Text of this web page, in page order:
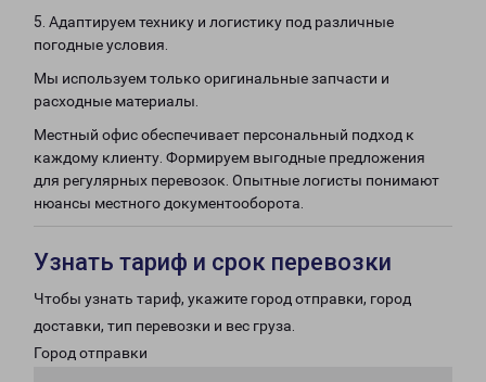
5. Адаптируем технику и логистику под различные
погодные условия.
Мы используем только оригинальные запчасти и
расходные материалы.
Местный офис обеспечивает персональный подход к
каждому клиенту. Формируем выгодные предложения
для регулярных перевозок. Опытные логисты понимают
нюансы местного документооборота.
Узнать тариф и срок перевозки
Чтобы узнать тариф, укажите город отправки, город
доставки, тип перевозки и вес груза.
Город отправки